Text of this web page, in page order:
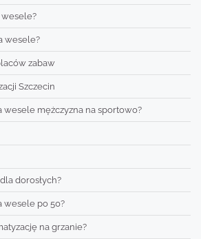
wesele?
wesele?
zabaw
Szczecin
wesele mężczyzna na sportowo?
dorosłych?
wesele po 50?
na grzanie?